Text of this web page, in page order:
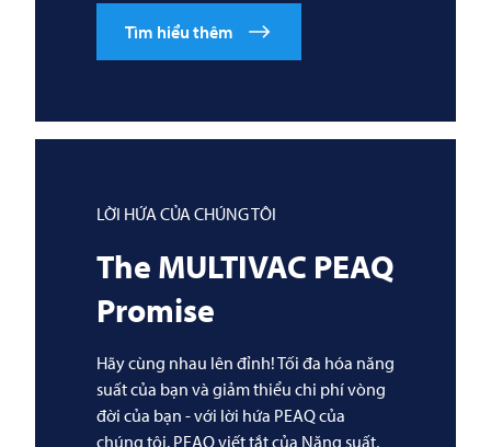
Tìm hiểu thêm
LỜI HỨA CỦA CHÚNG TÔI
The MULTIVAC PEAQ
Promise
Hãy cùng nhau lên đỉnh! Tối đa hóa năng
suất của bạn và giảm thiểu chi phí vòng
đời của bạn - với lời hứa PEAQ của
chúng tôi. PEAQ viết tắt của Năng suất,